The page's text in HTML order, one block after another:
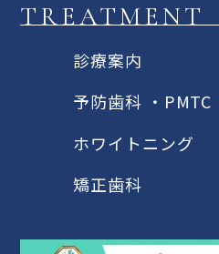
TREATMENT
診療案内
予防歯科 ・PMTC
ホワイトニング
矯正歯科